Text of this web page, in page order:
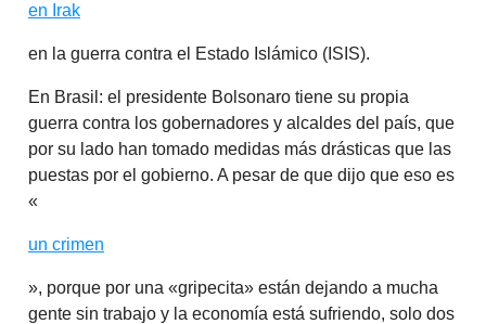
en Irak
en la guerra contra el Estado Islámico (ISIS).
En Brasil: el presidente Bolsonaro tiene su propia
guerra contra los gobernadores y alcaldes del país, que
por su lado han tomado medidas más drásticas que las
puestas por el gobierno. A pesar de que dijo que eso es
«
un crimen
», porque por una «gripecita» están dejando a mucha
gente sin trabajo y la economía está sufriendo, solo dos